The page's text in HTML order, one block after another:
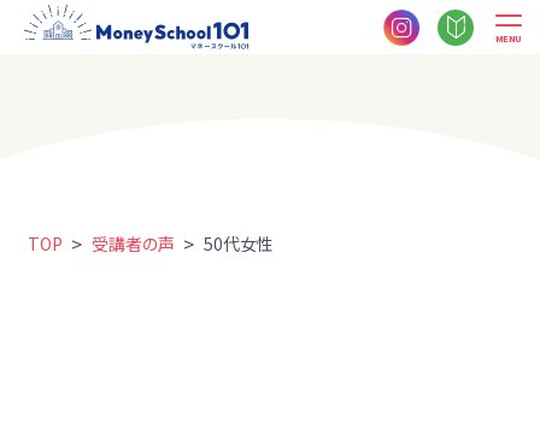
MENU
TOP > 受講者の声 > 50代女性